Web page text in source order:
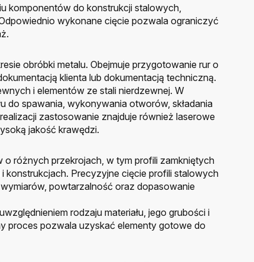
komponentów do konstrukcji stalowych,
wykonane cięcie pozwala ograniczyć
obróbki metalu. Obejmuje przygotowanie rur o
klienta lub dokumentacją techniczną.
i elementów ze stali nierdzewnej. W
do spawania, wykonywania otworów, składania
zastosowanie znajduje również laserowe
jakość krawędzi.
różnych przekrojach, w tym profili zamkniętych
Precyzyjne cięcie profili stalowych
powtarzalność oraz dopasowanie
rodzaju materiału, jego grubości i
proces pozwala uzyskać elementy gotowe do